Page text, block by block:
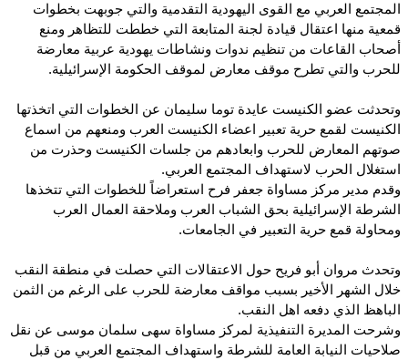
المجتمع العربي مع القوى اليهودية التقدمية والتي جوبهت بخطوات
قمعية منها اعتقال قيادة لجنة المتابعة التي خططت للتظاهر ومنع
أصحاب القاعات من تنظيم ندوات ونشاطات يهودية عربية معارضة
للحرب والتي تطرح موقف معارض لموقف الحكومة الإسرائيلية.
وتحدثت عضو الكنيست عايدة توما سليمان عن الخطوات التي اتخذتها
الكنيست لقمع حرية تعبير اعضاء الكنيست العرب ومنعهم من اسماع
صوتهم المعارض للحرب وابعادهم من جلسات الكنيست وحذرت من
استغلال الحرب لاستهداف المجتمع العربي.
وقدم مدير مركز مساواة جعفر فرح استعراضاً للخطوات التي تتخذها
الشرطة الإسرائيلية بحق الشباب العرب وملاحقة العمال العرب
ومحاولة قمع حرية التعبير في الجامعات.
وتحدث مروان أبو فريح حول الاعتقالات التي حصلت في منطقة النقب
خلال الشهر الأخير بسبب مواقف معارضة للحرب على الرغم من الثمن
الباهظ الذي دفعه اهل النقب.
وشرحت المديرة التنفيذية لمركز مساواة سهى سلمان موسى عن نقل
صلاحيات النيابة العامة للشرطة واستهداف المجتمع العربي من قبل